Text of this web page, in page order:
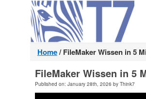
Home/FileMaker Wissen in 5
FileMaker Wissen in 5
Published on: January 28th, 2026 by Think7